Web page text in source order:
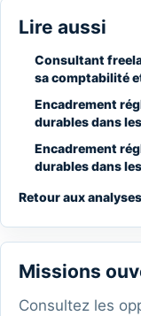
Lire aussi
Consultant
sa comptabilité
Encadrement
durables dans
Encadrement
durables dans
Retour aux analyses
Missions
Consultez les